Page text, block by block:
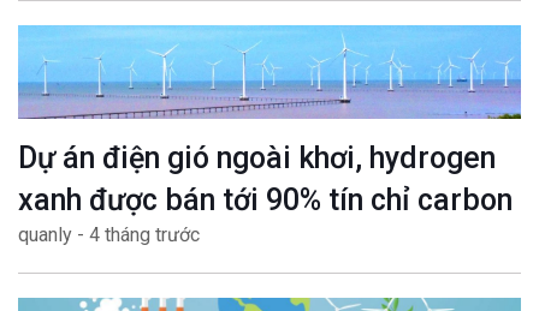
Dự án điện gió ngoài khơi, hydrogen
xanh được bán tới 90% tín chỉ carbon
quanly - 4 tháng trước